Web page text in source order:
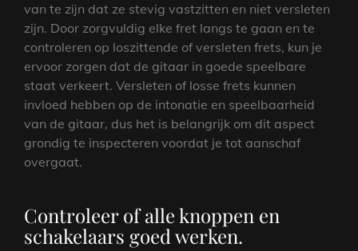
van te zijn dat ze stevig vastzitten en niet versleten
zijn. Door zorgvuldig elke fret langs te gaan en te
controleren op loszittende of versleten frets, kun je
ervoor zorgen dat de gitaar in goede speelbare
staat verkeert. Versleten of losse frets kunnen
invloed hebben op de intonatie en speelbaarheid
van de gitaar, dus het is belangrijk om dit aspect
grondig te inspecteren voordat je tot aanschaf
overgaat.
Controleer of alle knoppen en
schakelaars goed werken.